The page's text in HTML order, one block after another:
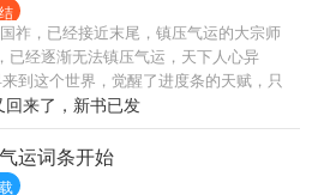
祚，已经接近末尾，镇压气运的大宗师
已经逐渐无法镇压气运，天下人心异
到这个世界，觉醒了进度条的天赋，只
达到满级突破，能将一切化为可能！ 气
年，他修炼前世的内丹术，挖掘人体大
得也得翻个十倍吧？ 不过在挖掘人体大
植菊花药材交货，这样才能保住自己
回来了，新书已发
运词条开始